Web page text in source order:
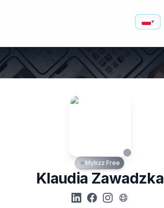
▾
Mybzz Free
Klaudia Zawadzka